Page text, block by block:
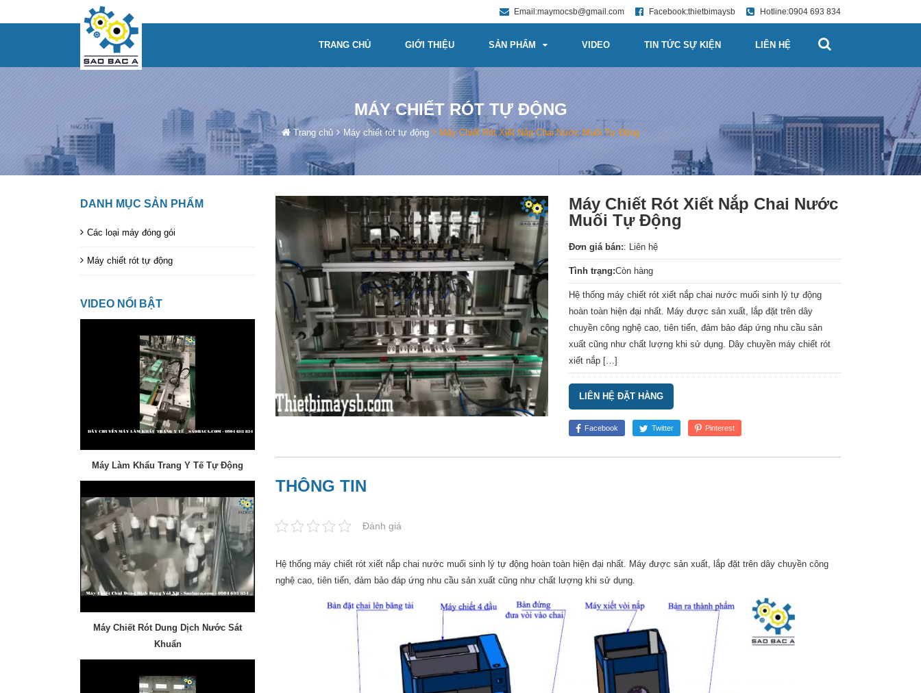
Email:maymocsb@gmail.com Facebook:thietbimaysb Hotline:0904 693 834
TRANG CHỦ GIỚI THIỆU SẢN PHẨM VIDEO TIN TỨC SỰ KIỆN LIÊN HỆ
MÁY CHIẾT RÓT TỰ ĐỘNG
Trang chủ Máy chiết rót tự động Máy Chiết Rót Xiết Nắp Chai Nước Muối Tự Động
Máy Chiết Rót Xiết Nắp Chai Nước
Muối Tự Động
Đơn giá bán:: Liên hệ
Tình trạng:Còn hàng
Hệ thống máy chiết rót xiết nắp chai nước muối sinh lý tự động
hoàn toàn hiện đại nhất. Máy được sản xuất, lắp đặt trên dây
chuyền công nghệ cao, tiên tiến, đảm bảo đáp ứng nhu cầu sản
xuất cũng như chất lượng khi sử dụng. Dây chuyền máy chiết rót
xiết nắp […]
LIÊN HỆ ĐẶT HÀNG
Facebook Twitter Pinterest
THÔNG TIN
Đánh giá
Hệ thống máy chiết rót xiết nắp chai nước muối sinh lý tự động hoàn toàn hiện đại nhất. Máy được sản xuất, lắp đặt trên dây chuyền công
nghệ cao, tiên tiến, đảm bảo đáp ứng nhu cầu sản xuất cũng như chất lượng khi sử dụng.
DANH MỤC SẢN PHẨM
Các loại máy đóng gói
Máy chiết rót tự động
VIDEO NỔI BẬT
Máy Làm Khẩu Trang Y Tế Tự Động
Máy Chiết Rót Dung Dịch Nước Sát
Khuẩn